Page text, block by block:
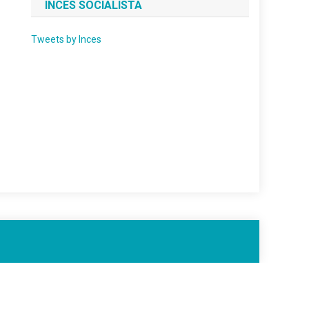
INCES SOCIALISTA
Tweets by Inces